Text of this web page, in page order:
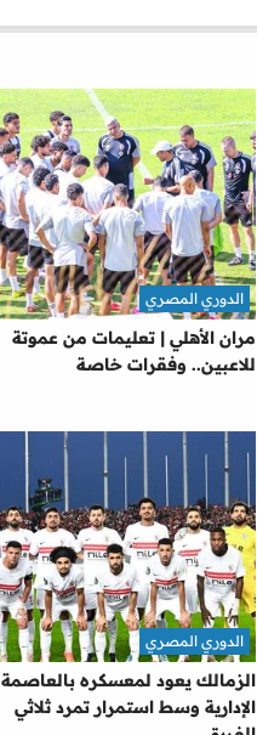
مران الأهلي | تعليمات من عموتة
للاعبين.. وفقرات خاصة
الدوري المصري
الزمالك يعود لمعسكره بالعاصمة
الإدارية وسط استمرار تمرد ثلاثي
الدوري المصري